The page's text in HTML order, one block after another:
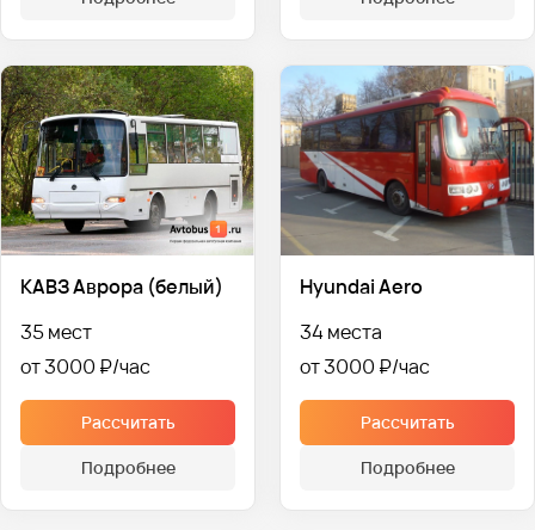
КАВЗ Аврора (белый)
35 мест
от 3000 ₽
Рассчитать
Подробнее
Hyundai Aero
34 места
от 3000 ₽
Рассчитать
Подробнее